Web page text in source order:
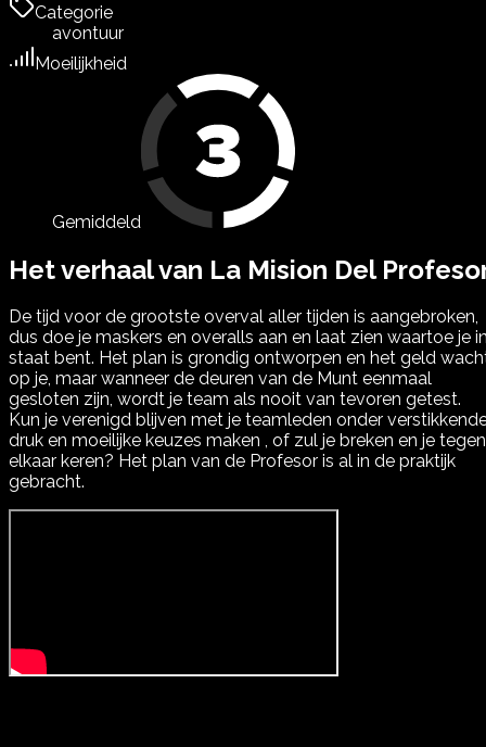
Categorie
avontuur
Moeilijkheid
Gemiddeld
Het verhaal van La Mision Del
De tijd voor de grootste overval aller tijden is aangebroken,
dus doe je maskers en overalls aan en laat zien waartoe je
staat bent. Het plan is grondig ontworpen en het geld
op je, maar wanneer de deuren van de Munt eenmaal
gesloten zijn, wordt je team als nooit van tevoren getest.
Kun je verenigd blijven met je teamleden onder
druk en moeilijke keuzes maken , of zul je breken en je tegen
elkaar keren? Het plan van de Profesor is al in de praktijk
gebracht.